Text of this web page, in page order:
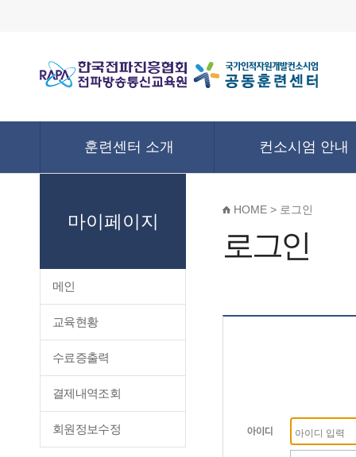
훈련센터 소개 컨소시엄 안내
마이페이지
메인
교육현황
수료증출력
결제내역조회
회원정보수정
HOME > 로그인
로그인